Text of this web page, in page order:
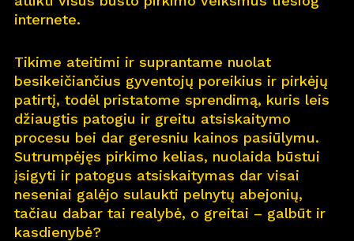
Apiemus
Karjera 11
Naujienos
Nauj ų namų kortelė
Kontaktai
internete.
Tikime ateitimi ir suprantame nuolat
besikeičiančius gyventojų poreikius ir pirkėjų
patirtį, todėl pristatome sprendimą, kuris leis
džiaugtis patogiu ir greitu atsiskaitymo
procesu bei dar geresniu kainos pasiūlymu.
Sutrumpėjęs pirkimo kelias, nuolaida būstui
įsigyti ir patogus atsiskaitymas dar visai
neseniai galėjo sulaukti pelnytų abejonių,
tačiau dabar tai realybė, o greitai – galbūt ir
kasdienybė?